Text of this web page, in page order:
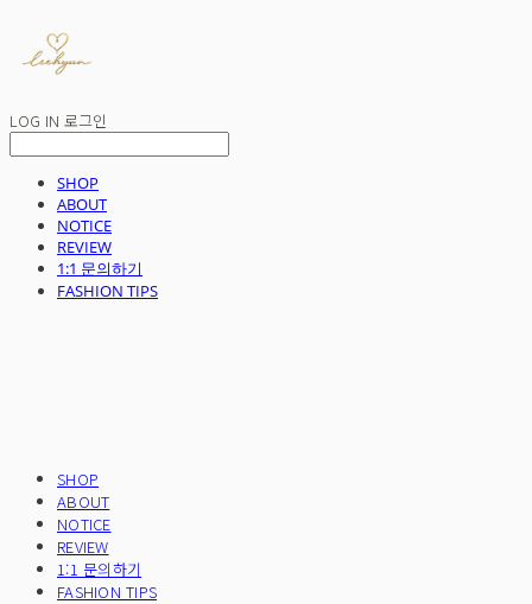
LOG IN 로그인
SHOP
ABOUT
NOTICE
REVIEW
1:1 문의하기
FASHION TIPS
SHOP
ABOUT
NOTICE
REVIEW
1:1 문의하기
FASHION TIPS